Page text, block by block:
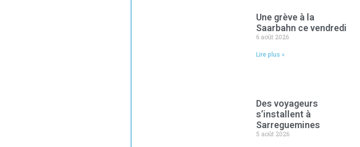
Une grève à la
Saarbahn ce vendredi
6 août 2026
Lire plus »
Des voyageurs
s’installent à
Sarreguemines
5 août 2026